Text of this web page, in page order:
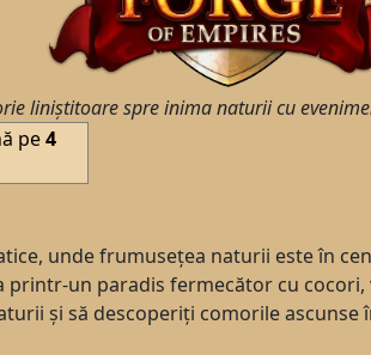
liniștitoare spre inima naturii cu
pe4
unde frumusețea naturii este în
printr-un paradis fermecător cu
și să descoperiți comorile ascunse